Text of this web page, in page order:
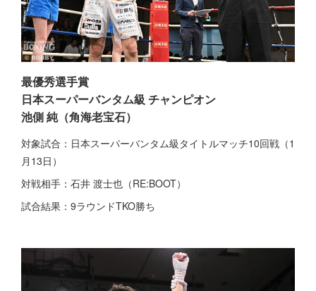
最優秀選手賞
日本スーパーバンタム級 チャンピオン
池側 純（角海老宝石）
対象試合：日本スーパーバンタム級タイトルマッチ10回戦（1
月13日）
対戦相手：石井 渡士也（RE:BOOT）
試合結果：9ラウンドTKO勝ち